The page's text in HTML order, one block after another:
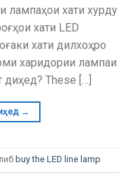
лампаҳои хати хурду
хати LED
хати дилхоҳро
харидории лампаи
диҳед? These […]
→
buy the LED line lamp